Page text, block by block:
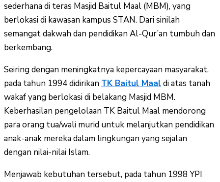
sederhana di teras Masjid Baitul Maal (MBM), yang
berlokasi di kawasan kampus STAN. Dari sinilah
semangat dakwah dan pendidikan Al-Qur’an tumbuh dan
berkembang.
Seiring dengan meningkatnya kepercayaan masyarakat,
pada tahun 1994 didirikan TK Baitul Maal di atas tanah
wakaf yang berlokasi di belakang Masjid MBM.
Keberhasilan pengelolaan TK Baitul Maal mendorong
para orang tua/wali murid untuk melanjutkan pendidikan
anak-anak mereka dalam lingkungan yang sejalan
dengan nilai-nilai Islam.
Menjawab kebutuhan tersebut, pada tahun 1998 YPI